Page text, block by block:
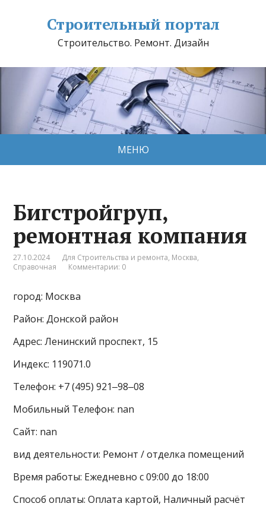
Строительный портал
Строительство. Ремонт. Дизайн
МЕНЮ
Бигстройгруп,
ремонтная компания
27.10.2024 Для Строительства и ремонта, Москва,
Справочная
Комментарии: 0
город: Москва
Район: Донской район
Адрес: Ленинский проспект, 15
Индекс: 119071.0
Телефон: +7 (495) 921‒98‒08
Мобильный Телефон: nan
Сайт: nan
вид деятельности: Ремонт / отделка помещений
Время работы: Ежедневно с 09:00 до 18:00
Способ оплаты: Оплата картой, Наличный расчёт